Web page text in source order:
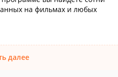
на фильмах и любых
далее